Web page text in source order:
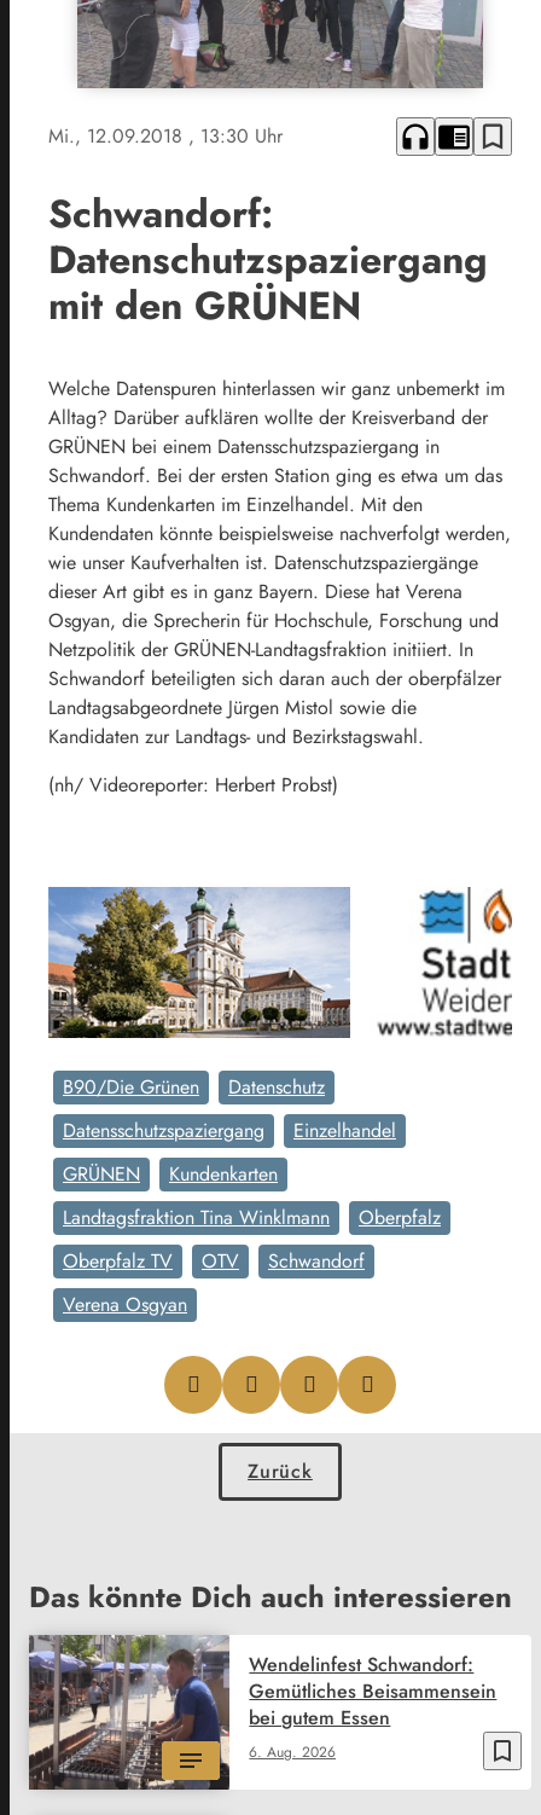
Mi., 12.09.2018 , 13:30 Uhr headphones chrome_reader_mode bookmark_border
Schwandorf:
Datenschutzspaziergang
mit den GRÜNEN
Welche Datenspuren hinterlassen wir ganz unbemerkt im
Alltag? Darüber aufklären wollte der Kreisverband der
GRÜNEN bei einem Datensschutzspaziergang in
Schwandorf. Bei der ersten Station ging es etwa um das
Thema Kundenkarten im Einzelhandel. Mit den
Kundendaten könnte beispielsweise nachverfolgt werden,
wie unser Kaufverhalten ist. Datenschutzspaziergänge
dieser Art gibt es in ganz Bayern. Diese hat Verena
Osgyan, die Sprecherin für Hochschule, Forschung und
Netzpolitik der GRÜNEN-Landtagsfraktion initiiert. In
Schwandorf beteiligten sich daran auch der oberpfälzer
Landtagsabgeordnete Jürgen Mistol sowie die
Kandidaten zur Landtags- und Bezirkstagswahl.
(nh/ Videoreporter: Herbert Probst)
B90/Die Grünen
Datenschutz
Datensschutzspaziergang
Einzelhandel
GRÜNEN
Kundenkarten
Landtagsfraktion Tina Winklmann
Oberpfalz
Oberpfalz TV
OTV
Schwandorf
Verena Osgyan
Zurück
Das könnte Dich auch interessieren
bookmark_border
6. Aug. 2026
Wendelinfest Schwandorf:
Gemütliches Beisammensein
bei gutem Essen